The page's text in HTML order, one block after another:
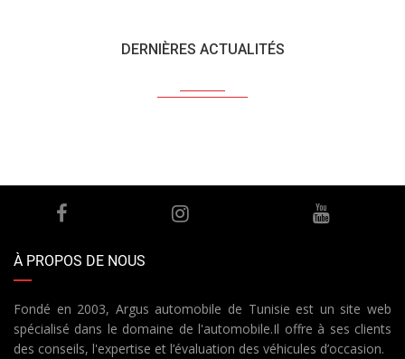
DERNIÈRES ACTUALITÉS
À PROPOS DE NOUS
Fondé en 2003, Argus automobile de Tunisie est un site web
spécialisé dans le domaine de l'automobile.Il offre à ses clients
des conseils, l'expertise et l’évaluation des véhicules d’occasion.